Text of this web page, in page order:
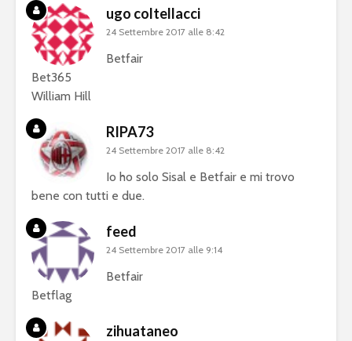
ugo coltellacci
24 Settembre 2017 alle 8:42
Betfair
Bet365
William Hill
RIPA73
24 Settembre 2017 alle 8:42
Io ho solo Sisal e Betfair e mi trovo
bene con tutti e due.
feed
24 Settembre 2017 alle 9:14
Betfair
Betflag
zihuataneo